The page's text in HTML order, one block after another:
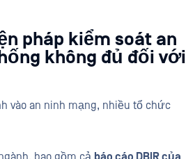
pháp kiểm soát an
không đủ đối với
vào an ninh mạng, nhiều tổ chức